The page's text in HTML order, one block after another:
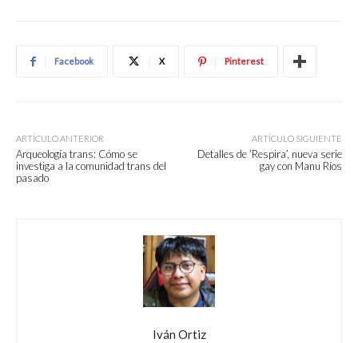
Facebook X Pinterest
ARTÍCULO ANTERIOR
Arqueología trans: Cómo se
investiga a la comunidad trans del
pasado
ARTÍCULO SIGUIENTE
Detalles de ‘Respira’, nueva serie
gay con Manu Ríos
Iván Ortiz